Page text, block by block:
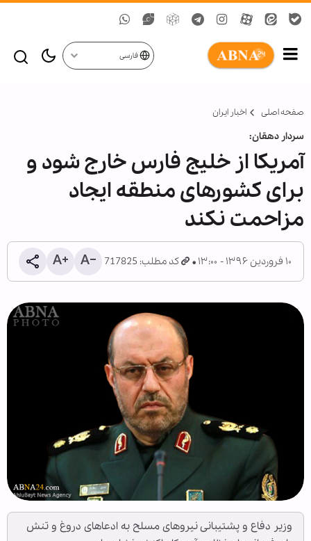
فارسی
صفحه اصلی اخبار ایران
سردار دهقان:
آمریکا از خلیج فارس خارج شود و
برای کشورهای منطقه ایجاد
مزاحمت نکند
۱۰ فروردین ۱۳۹۶ - ۱۳:۰۰ کد مطلب: 717825
وزیر دفاع و پشتیبانی نیروهای مسلح به ادعاهای دروغ و تنش